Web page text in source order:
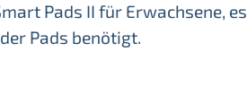
Pads II für Erwachsene, es
Pads benötigt.